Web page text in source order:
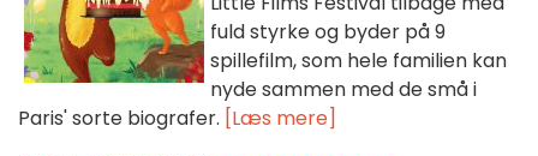
fuld styrke og byder på 9
spillefilm, som hele familien kan
nyde sammen med de små i
Paris' sorte biografer. [Læs mere]